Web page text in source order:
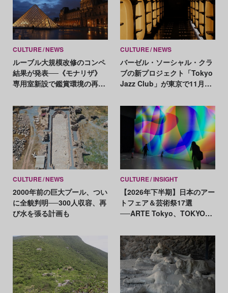
CULTURE NEWS
ルーブル大規模改修のコンペ
結果が発表──《モナリザ》
専用室新設で鑑賞環境の再編
CULTURE NEWS
バーゼル・ソーシャル・クラ
ブの新プロジェクト「Tokyo
Jazz Club」が東京で11月に
CULTURE NEWS
2000年前の巨大プール、つい
に全貌判明──300人収容、再
び水を張る計画も
CULTURE INSIGHT
【2026年下半期】日本のアー
トフェア＆芸術祭17選
──ARTE Tokyo、TOKYO
新イベントが続々開幕